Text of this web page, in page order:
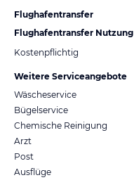
Flughafentransfer
Flughafentransfer Nutzung
Kostenpflichtig
Weitere Serviceangebote
Wäscheservice
Bügelservice
Chemische Reinigung
Arzt
Post
Ausflüge